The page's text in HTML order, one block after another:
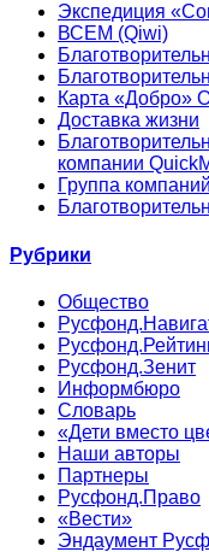
Экспедиция
ВСЕМ (Qiwi)
Карта «Добро»
Доставка жизни
компании
Группа
Рубрики
Общество
Русфонд.Зенит
Информбюро
Словарь
«Дети вместо
Наши авторы
Партнеры
Русфонд.Право
«Вести»
Эндаумент